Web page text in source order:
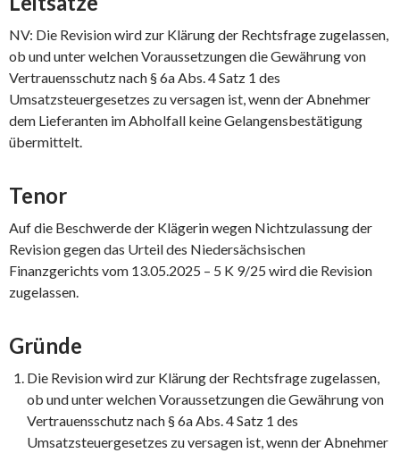
NV: Die Revision wird zur Klärung der Rechtsfrage zugelassen,
ob und unter welchen Voraussetzungen die Gewährung von
Vertrauensschutz nach § 6a Abs. 4 Satz 1 des
Umsatzsteuergesetzes zu versagen ist, wenn der Abnehmer
dem Lieferanten im Abholfall keine Gelangensbestätigung
übermittelt.
Tenor
Auf die Beschwerde der Klägerin wegen Nichtzulassung der
Revision gegen das Urteil des Niedersächsischen
Finanzgerichts vom 13.05.2025 – 5 K 9/25 wird die Revision
zugelassen.
Gründe
Die Revision wird zur Klärung der Rechtsfrage zugelassen,
ob und unter welchen Voraussetzungen die Gewährung von
Vertrauensschutz nach § 6a Abs. 4 Satz 1 des
Umsatzsteuergesetzes zu versagen ist, wenn der Abnehmer